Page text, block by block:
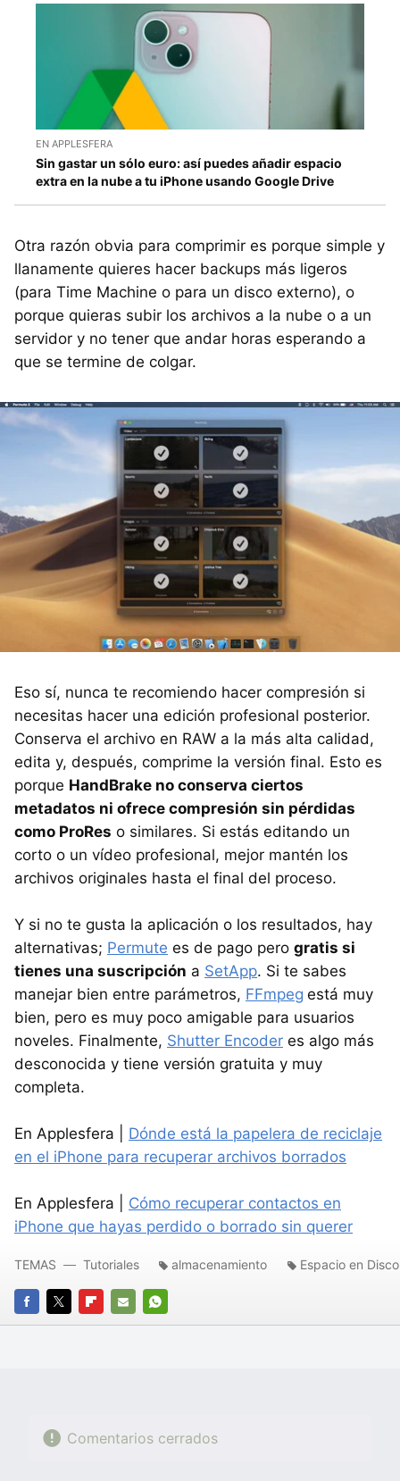
EN APPLESFERA
Sin gastar un sólo euro: así puedes añadir espacio
extra en la nube a tu iPhone usando Google Drive
Otra razón obvia para comprimir es porque simple y
llanamente quieres hacer backups más ligeros
(para Time Machine o para un disco externo), o
porque quieras subir los archivos a la nube o a un
servidor y no tener que andar horas esperando a
que se termine de colgar.
Eso sí, nunca te recomiendo hacer compresión si
necesitas hacer una edición profesional posterior.
Conserva el archivo en RAW a la más alta calidad,
edita y, después, comprime la versión final. Esto es
porque HandBrake no conserva ciertos
metadatos ni ofrece compresión sin pérdidas
como ProRes o similares. Si estás editando un
corto o un vídeo profesional, mejor mantén los
archivos originales hasta el final del proceso.
Y si no te gusta la aplicación o los resultados, hay
alternativas; Permute es de pago pero gratis si
tienes una suscripción a SetApp. Si te sabes
manejar bien entre parámetros, FFmpeg está muy
bien, pero es muy poco amigable para usuarios
noveles. Finalmente, Shutter Encoder es algo más
desconocida y tiene versión gratuita y muy
completa.
En Applesfera | Dónde está la papelera de reciclaje
en el iPhone para recuperar archivos borrados
En Applesfera | Cómo recuperar contactos en
iPhone que hayas perdido o borrado sin querer
FACEBOOK
TWITTERFLIPBOARD
E-
WHATSAPP
TEMAS Tutoriales almacenamiento Espacio en
Comentarios cerrados